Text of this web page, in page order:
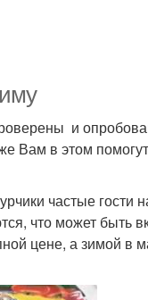
и
Вам в этом
частые гости
что может быть
цене, а зимой в